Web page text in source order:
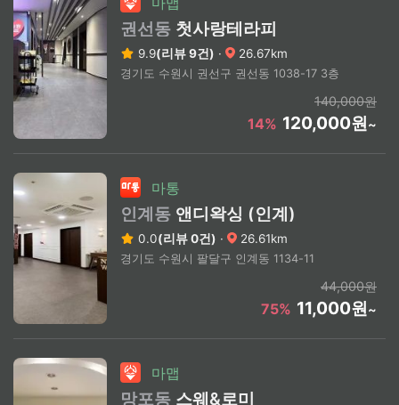
권선동 첫사랑테라피
9.9(리뷰 9건) · 26.67km
경기도 수원시 권선구 권선동 1038-17 3층
140,000원
14% 120,000원~
마통
인계동 앤디왁싱 (인계)
0.0(리뷰 0건) · 26.61km
경기도 수원시 팔달구 인계동 1134-11
44,000원
75% 11,000원~
마맵
망포동 스웨&로미